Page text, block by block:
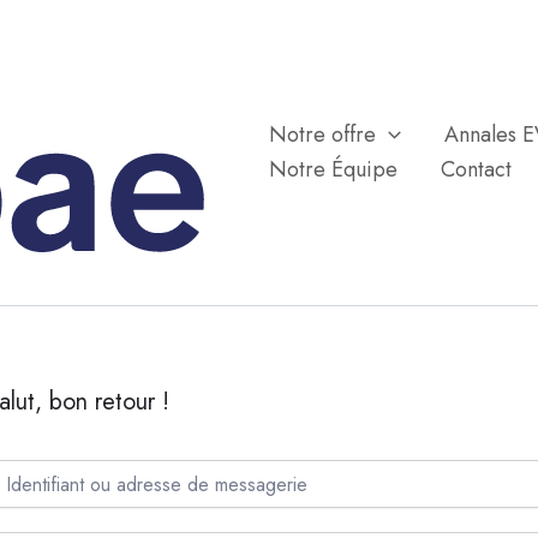
Notre offre
Annales
Notre Équipe
Contact
bon retour !